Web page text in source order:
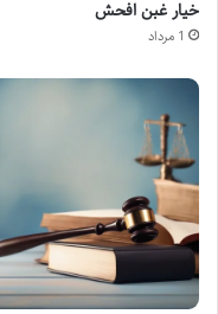
خیار غبن افحش
1 مرداد